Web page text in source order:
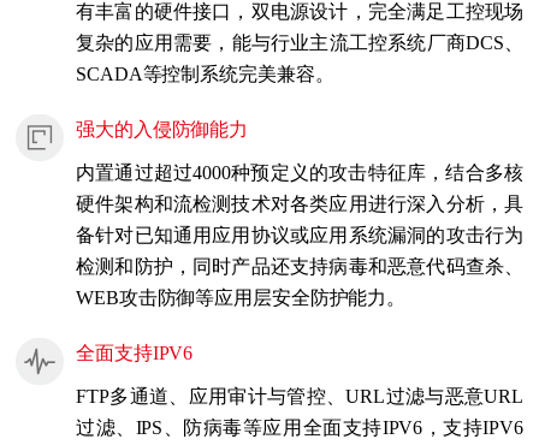
有丰富的硬件接口，双电源设计，完全满足工控现场
复杂的应用需要，能与行业主流工控系统厂商DCS、
SCADA等控制系统完美兼容。
强大的入侵防御能力
内置通过超过4000种预定义的攻击特征库，结合多核
硬件架构和流检测技术对各类应用进行深入分析，具
备针对已知通用应用协议或应用系统漏洞的攻击行为
检测和防护，同时产品还支持病毒和恶意代码查杀、
WEB攻击防御等应用层安全防护能力。
全面支持IPV6
FTP多通道、应用审计与管控、URL过滤与恶意URL
过滤、IPS、防病毒等应用全面支持IPV6，支持IPV6